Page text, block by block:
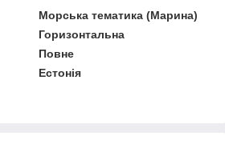
Морська тематика (Марина)
Горизонтальна
Повне
Естонія